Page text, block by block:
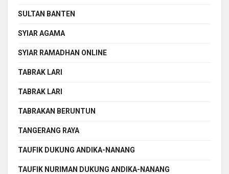
SULTAN BANTEN
SYIAR AGAMA
SYIAR RAMADHAN ONLINE
TABRAK LARI
TABRAK LARI
TABRAKAN BERUNTUN
TANGERANG RAYA
TAUFIK DUKUNG ANDIKA-NANANG
TAUFIK NURIMAN DUKUNG ANDIKA-NANANG